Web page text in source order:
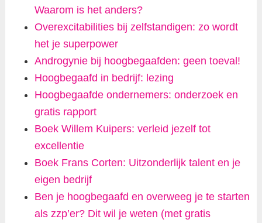
Waarom is het anders?
Overexcitabilities bij zelfstandigen: zo wordt
het je superpower
Androgynie bij hoogbegaafden: geen toeval!
Hoogbegaafd in bedrijf: lezing
Hoogbegaafde ondernemers: onderzoek en
gratis rapport
Boek Willem Kuipers: verleid jezelf tot
excellentie
Boek Frans Corten: Uitzonderlijk talent en je
eigen bedrijf
Ben je hoogbegaafd en overweeg je te starten
als zzp’er? Dit wil je weten (met gratis